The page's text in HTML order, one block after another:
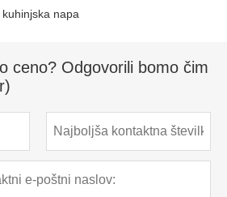
kuhinjska napa
ceno? Odgovorili bomo čim